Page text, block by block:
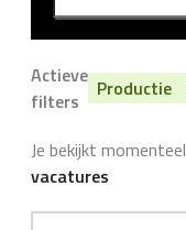
Actieve
filters
Productie
Je bekijkt momenteel
vacatures